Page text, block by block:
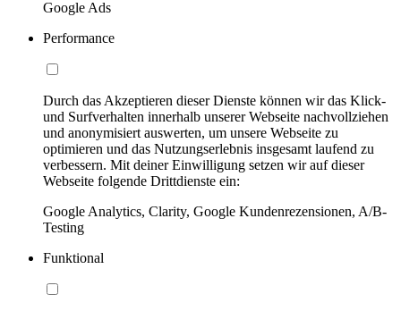
Google Ads
Performance
Durch das Akzeptieren dieser Dienste können wir das Klick-
und Surfverhalten innerhalb unserer Webseite nachvollziehen
und anonymisiert auswerten, um unsere Webseite zu
optimieren und das Nutzungserlebnis insgesamt laufend zu
verbessern. Mit deiner Einwilligung setzen wir auf dieser
Webseite folgende Drittdienste ein:
Google Analytics, Clarity, Google Kundenrezensionen, A/B-
Testing
Funktional